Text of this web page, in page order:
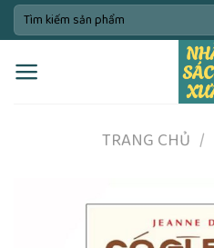
Skip
to
content
Tìm
kiếm:
TRANG CHỦ /